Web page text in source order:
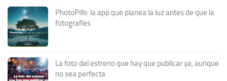
PhotoPills: la app que planea la luz antes de que la
fotografíes
La foto del estreno que hay que publicar ya, aunque
no sea perfecta